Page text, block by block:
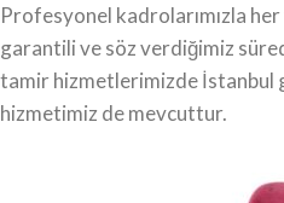
Profesyonel kadrolarımızla
garantili ve söz verdiğimiz
tamir hizmetlerimizde İstanbul
hizmetimiz de mevcuttur.